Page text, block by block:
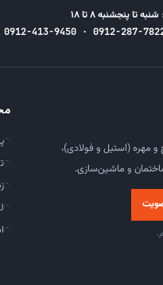
شنبه تا پنجشنبه ۸ تا ۱۸
0912-413-9450 · 0912-287-
مهره (استیل و فولادی)،
و ماشین‌سازی.